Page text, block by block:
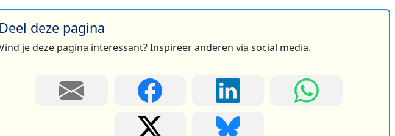
Deel deze pagina
je deze pagina interessant? Inspireer anderen via social media.